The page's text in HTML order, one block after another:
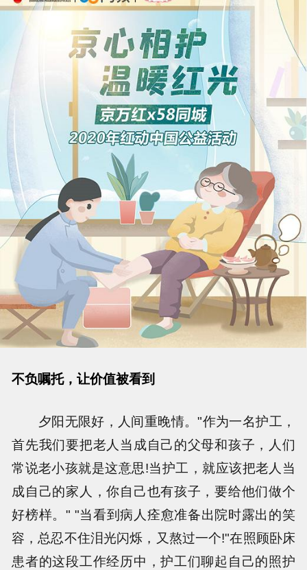
不负嘱托，让价值被看到
夕阳无限好，人间重晚情。"作为一名护工，
首先我们要把老人当成自己的父母和孩子，人们
常说老小孩就是这意思!当护工，就应该把老人当
成自己的家人，你自己也有孩子，要给他们做个
好榜样。" "当看到病人痊愈准备出院时露出的笑
容，总忍不住泪光闪烁，又熬过一个!"在照顾卧床
患者的这段工作经历中，护工们聊起自己的照护